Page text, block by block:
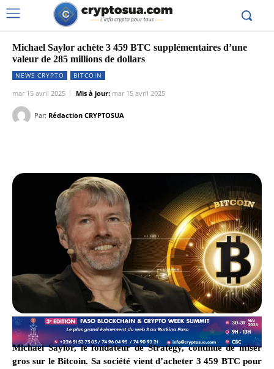
Michael Saylor achète 3 459 BTC supplémentaires d’une
valeur de 285 millions de dollars
NEWS CRYPTO BITCOIN
mar 15 avril 2025 Mis à jour: mar 15 avril 2025
Par: Rédaction CRYPTOSUA
Michael Saylor, le fondateur de Strategy, continue de miser
gros sur le Bitcoin. Sa société vient d’acheter 3 459 BTC pour